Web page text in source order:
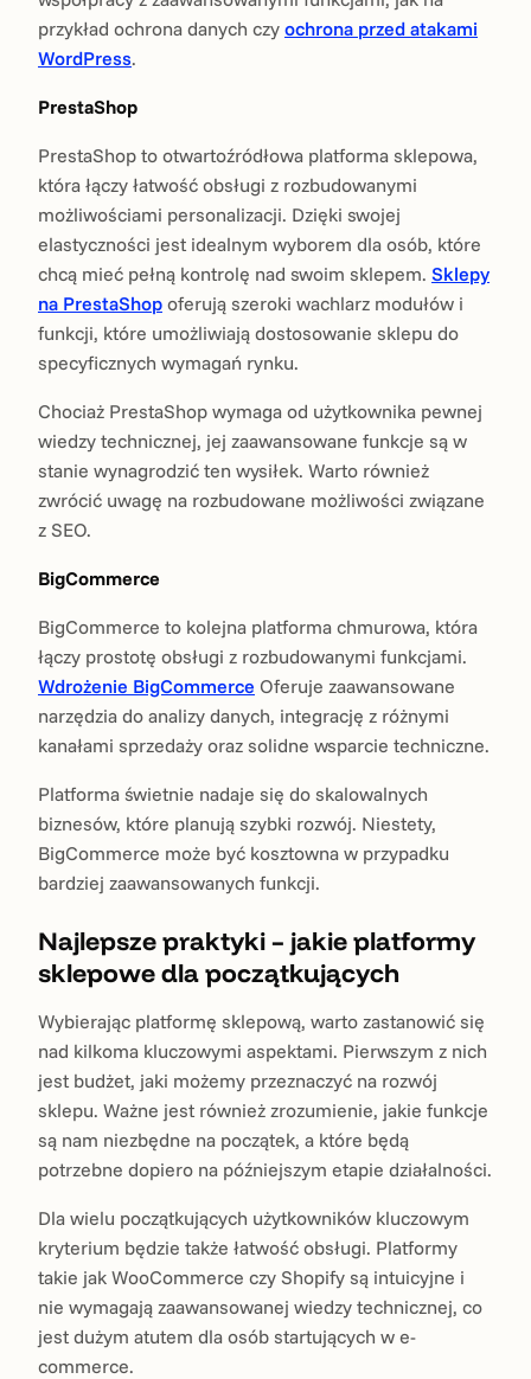
przykład ochrona danych czy ochrona przed atakami
WordPress.
PrestaShop
PrestaShop to otwartoźródłowa platforma sklepowa,
która łączy łatwość obsługi z rozbudowanymi
możliwościami personalizacji. Dzięki swojej
elastyczności jest idealnym wyborem dla osób, które
chcą mieć pełną kontrolę nad swoim sklepem. Sklepy
na PrestaShop oferują szeroki wachlarz modułów i
funkcji, które umożliwiają dostosowanie sklepu do
specyficznych wymagań rynku.
Chociaż PrestaShop wymaga od użytkownika pewnej
wiedzy technicznej, jej zaawansowane funkcje są w
stanie wynagrodzić ten wysiłek. Warto również
zwrócić uwagę na rozbudowane możliwości związane
z SEO.
BigCommerce
BigCommerce to kolejna platforma chmurowa, która
łączy prostotę obsługi z rozbudowanymi funkcjami.
Wdrożenie BigCommerce Oferuje zaawansowane
narzędzia do analizy danych, integrację z różnymi
kanałami sprzedaży oraz solidne wsparcie techniczne.
Platforma świetnie nadaje się do skalowalnych
biznesów, które planują szybki rozwój. Niestety,
BigCommerce może być kosztowna w przypadku
bardziej zaawansowanych funkcji.
Najlepsze praktyki – jakie platformy
sklepowe dla początkujących
Wybierając platformę sklepową, warto zastanowić się
nad kilkoma kluczowymi aspektami. Pierwszym z nich
jest budżet, jaki możemy przeznaczyć na rozwój
sklepu. Ważne jest również zrozumienie, jakie funkcje
są nam niezbędne na początek, a które będą
potrzebne dopiero na późniejszym etapie działalności.
Dla wielu początkujących użytkowników kluczowym
kryterium będzie także łatwość obsługi. Platformy
takie jak WooCommerce czy Shopify są intuicyjne i
nie wymagają zaawansowanej wiedzy technicznej, co
jest dużym atutem dla osób startujących w e-
commerce.